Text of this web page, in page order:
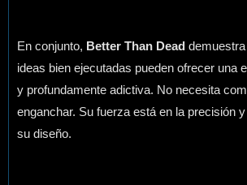
En conjunto, Better Than Dead
ideas bien ejecutadas pueden ofrecer una
y profundamente adictiva. No necesita
enganchar. Su fuerza está en la precisión
su diseño.